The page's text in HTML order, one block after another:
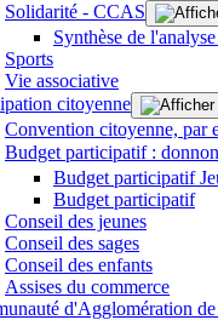
Solidarité - CCAS
Synthèse de
Sports
Vie associative
citoyenne
Convention citoyenne, par
Budget participatif :
Budget participatif
Budget participatif
Conseil des jeunes
Conseil des sages
Conseil des enfants
Assises du commerce
d'Agglomération